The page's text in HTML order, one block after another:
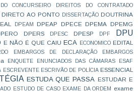
CONCURSEIRO DIREITOS DO CONTRATADO
DIRETO AO PONTO DISSERTAÇÃO DOUTRINA
DPEAM DPEAP DPECE DPEMA
DPEMG
DPERS DPESC DPESP DPF DPU
E NÃO É QUE CAIU ECA ECONOMICO EDITAL
EMBARGOS DE DECLARAÇÃO
EMBARGOS
ENQUETE ENUNCIADOS DAS CÂMARAS
ESAF
ESCREVENTE ESCRIVÃO DE POLÍCIA ESSENCIAL
ESTUDA QUE PASSA ESTUDAR E
ESTUDO DE CASO EXAME DA ORDEM
exame